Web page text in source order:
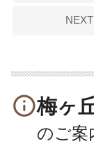
info_outline梅ヶ